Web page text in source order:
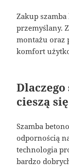
Zakup
przemyślany.
montażu oraz
komfort
cieszą
Szamba
odpornością
technologia
bardzo